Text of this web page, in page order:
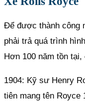
Để được thành công
phải trả quá trình
Hơn 100 năm tồn
1904: Kỹ sư Henry
tiên mang tên Royce